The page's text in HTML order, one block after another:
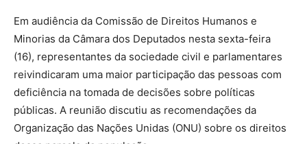
Em audiência da Comissão de Direitos Humanos e
Minorias da Câmara dos Deputados nesta sexta-feira
(16), representantes da sociedade civil e parlamentares
reivindicaram uma maior participação das pessoas com
deficiência na tomada de decisões sobre políticas
públicas. A reunião discutiu as recomendações da
Organização das Nações Unidas (ONU) sobre os direitos